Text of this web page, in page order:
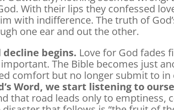
With their lips they confessed
with indifference. The truth of
one ear and out the other.
begins. Love for God fades
The Bible becomes just
comfort but no longer submit to
Word, we start listening to
that road leads only to emptiness,